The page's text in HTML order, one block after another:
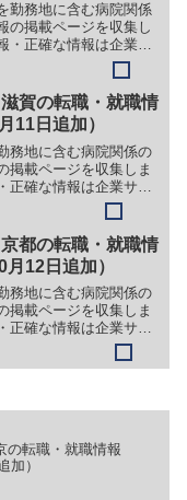
勤務地に含む病院関係
の掲載ページを収集し
・正確な情報は企業サ
さい。①【会社名】社
財団 済生会和歌山病
］＞＞（１）医師（透
）医師（...
滋賀の転職・就職情
11日追加）
務地に含む病院関係の
掲載ページを収集しま
正確な情報は企業サイ
い。①【会社名】医療
打出病院【職務】＞
＞（２）准看護師［パ
看護師＞...
京都の転職・就職情
12日追加）
務地に含む病院関係の
掲載ページを収集しま
正確な情報は企業サイ
い。①【会社名】介護
会福祉法人伏見福祉
の転職・就職情報
加）